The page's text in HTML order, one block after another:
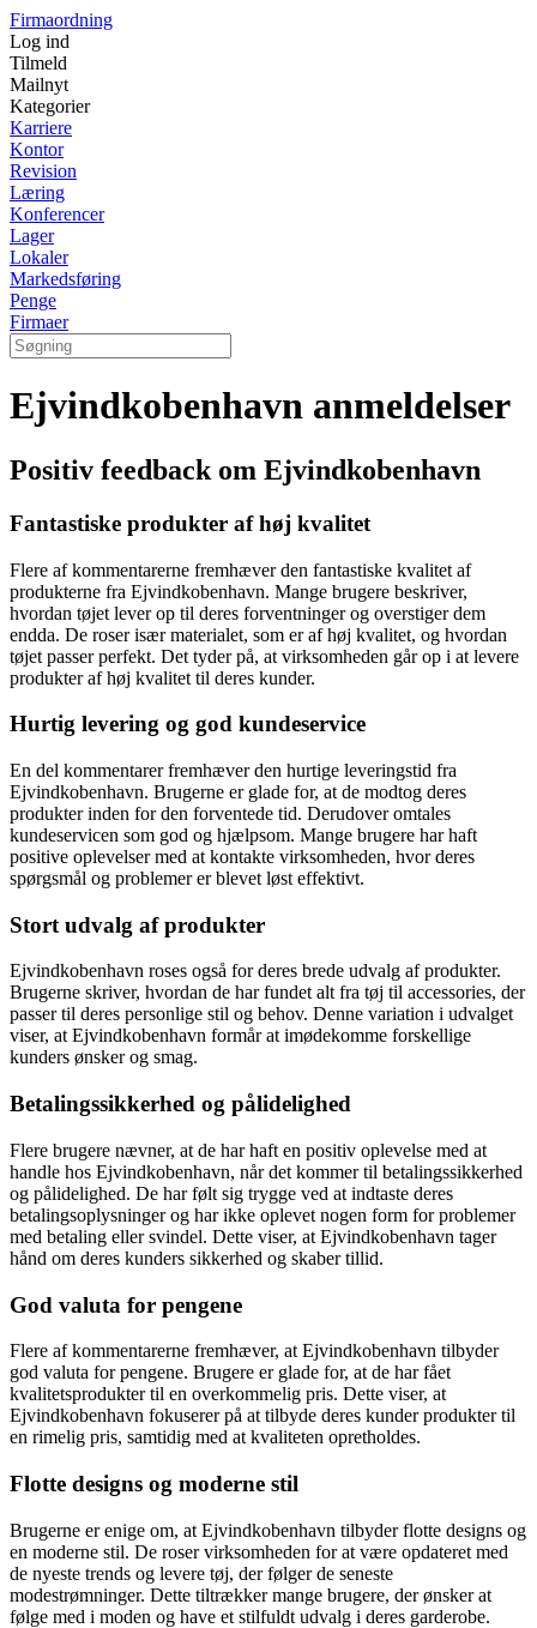
Firmaordning
Log ind
Tilmeld
Mailnyt
Kategorier
Karriere
Kontor
Revision
Læring
Konferencer
Lager
Lokaler
Markedsføring
Penge
Firmaer
Ejvindkobenhavn anmeldelser
Positiv feedback om Ejvindkobenhavn
Fantastiske produkter af høj kvalitet
Flere af kommentarerne fremhæver den fantastiske kvalitet af
produkterne fra Ejvindkobenhavn. Mange brugere beskriver,
hvordan tøjet lever op til deres forventninger og overstiger dem
endda. De roser især materialet, som er af høj kvalitet, og hvordan
tøjet passer perfekt. Det tyder på, at virksomheden går op i at levere
produkter af høj kvalitet til deres kunder.
Hurtig levering og god kundeservice
En del kommentarer fremhæver den hurtige leveringstid fra
Ejvindkobenhavn. Brugerne er glade for, at de modtog deres
produkter inden for den forventede tid. Derudover omtales
kundeservicen som god og hjælpsom. Mange brugere har haft
positive oplevelser med at kontakte virksomheden, hvor deres
spørgsmål og problemer er blevet løst effektivt.
Stort udvalg af produkter
Ejvindkobenhavn roses også for deres brede udvalg af produkter.
Brugerne skriver, hvordan de har fundet alt fra tøj til accessories, der
passer til deres personlige stil og behov. Denne variation i udvalget
viser, at Ejvindkobenhavn formår at imødekomme forskellige
kunders ønsker og smag.
Betalingssikkerhed og pålidelighed
Flere brugere nævner, at de har haft en positiv oplevelse med at
handle hos Ejvindkobenhavn, når det kommer til betalingssikkerhed
og pålidelighed. De har følt sig trygge ved at indtaste deres
betalingsoplysninger og har ikke oplevet nogen form for problemer
med betaling eller svindel. Dette viser, at Ejvindkobenhavn tager
hånd om deres kunders sikkerhed og skaber tillid.
God valuta for pengene
Flere af kommentarerne fremhæver, at Ejvindkobenhavn tilbyder
god valuta for pengene. Brugere er glade for, at de har fået
kvalitetsprodukter til en overkommelig pris. Dette viser, at
Ejvindkobenhavn fokuserer på at tilbyde deres kunder produkter til
en rimelig pris, samtidig med at kvaliteten opretholdes.
Flotte designs og moderne stil
Brugerne er enige om, at Ejvindkobenhavn tilbyder flotte designs og
en moderne stil. De roser virksomheden for at være opdateret med
de nyeste trends og levere tøj, der følger de seneste
modestrømninger. Dette tiltrækker mange brugere, der ønsker at
følge med i moden og have et stilfuldt udvalg i deres garderobe.